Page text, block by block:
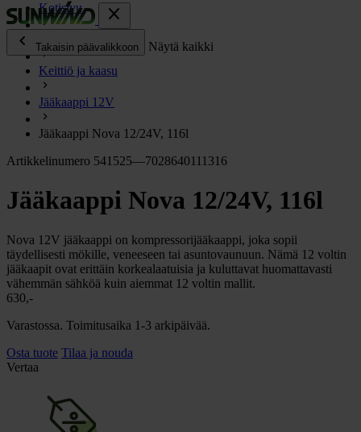
close
chevron_left
Takaisin päävalikkoon Näytä kaikki
Energia chevron_right
Keittiö ja kaasu
Lämpö chevron_right
Vesi chevron_right
Käymälä
chevron_right
Vapaa-aika ja Retkeily chevron_right
Muut chevron_right
Kotisivu
Keittiö ja kaasu
Jääkaappi 12V
Jääkaappi Nova 12/24V, 116l
Artikkelinumero 541525—7028640111316
Jääkaappi Nova 12/24V, 116l
Nova 12V jääkaappi on kompressorijääkaappi, joka sopii
täydellisesti mökille, veneeseen tai asuntovaunuun. Nämä 12 voltin
jääkaapit ovat erittäin korkealaatuisia ja kuluttavat huomattavasti
vähemmän sähköä kuin aiemmat 12 voltin mallit.
630,-
Varastossa. Toimitusaika 1-3 arkipäivää.
Osta tuote Tilaa ja nouda
Vertaa